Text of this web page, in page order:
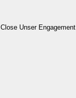
Close Unser Engagement